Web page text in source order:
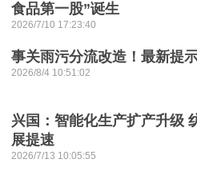
食品第一股”诞生
2026/7/10 17:23:40
事关雨污分流改造！最新提
2026/8/4 10:51:02
兴国：智能化生产扩产升级
展提速
2026/7/13 10:05:55